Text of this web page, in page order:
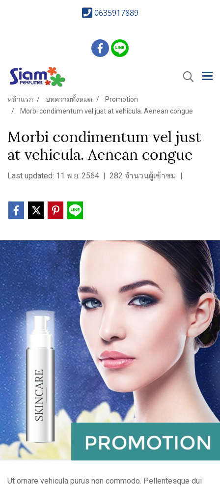
0635917889
หน้าแรก บทความทั้งหมด
Promotion
Morbi condimentum vel just at vehicula. Aenean congue
Morbi condimentum vel just
at vehicula. Aenean congue
Last updated: 11 พ.ย. 2564 | 282 จำนวนผู้เข้าชม |
Ut ornare vehicula purus non commodo. Pellentesque dui